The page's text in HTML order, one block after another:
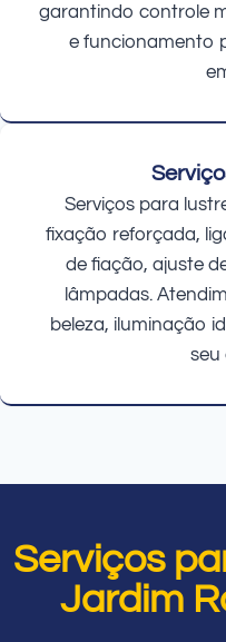
garantindo controle
e funcionamento
Serviços para
fixação reforçada,
de fiação, ajuste
lâmpadas.
beleza, iluminação
seu
Serviços
Jardim